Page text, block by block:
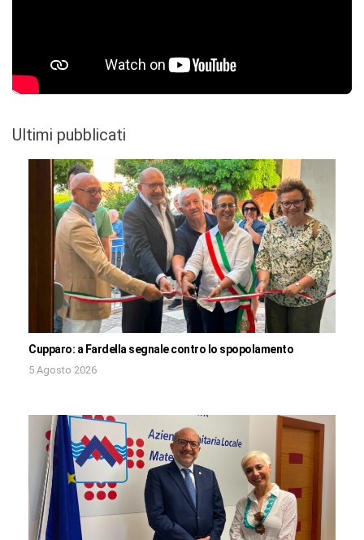
Ultimi pubblicati
Cupparo: a Fardella segnale contro lo spopolamento
5 Agosto 2026